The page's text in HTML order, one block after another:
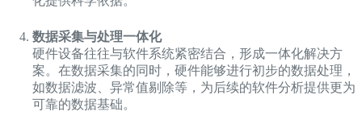
数据采集与处理一体化
硬件设备往往与软件系统紧密结合，形成一体化解决方
案。在数据采集的同时，硬件能够进行初步的数据处理，
如数据滤波、异常值剔除等，为后续的软件分析提供更为
可靠的数据基础。